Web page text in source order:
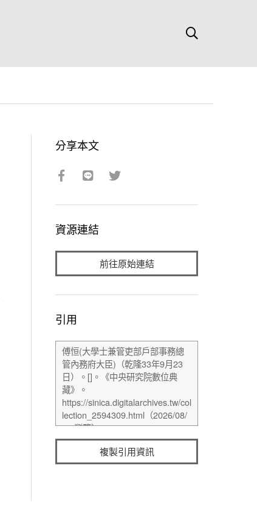
分享本文
資源連結
前往原始連結
引用
複製引用資訊